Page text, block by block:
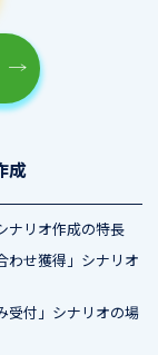
成
ナリオ作成の特長
わせ獲得」シナリオ
受付」シナリオの場